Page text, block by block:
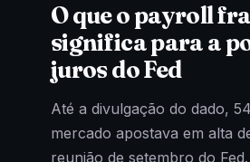
O que o payroll
significa para a
juros do Fed
Até a divulgação do dado,
mercado apostava em alta
reunião de setembro do